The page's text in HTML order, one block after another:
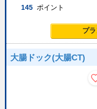
145 ポイント
プ
大腸ドック(大腸CT)